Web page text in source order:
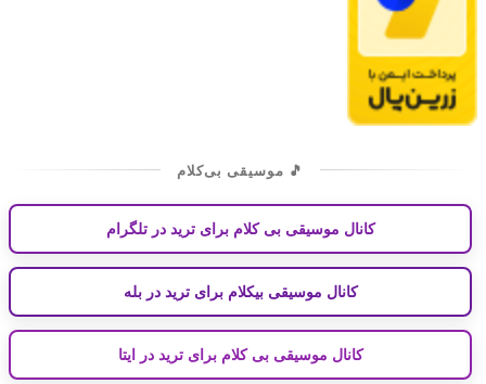
🎵 موسیقی بی‌کلام
کانال موسیقی بی کلام برای ترید در تلگرام
کانال موسیقی بیکلام برای ترید در بله
کانال موسیقی بی کلام برای ترید در ایتا